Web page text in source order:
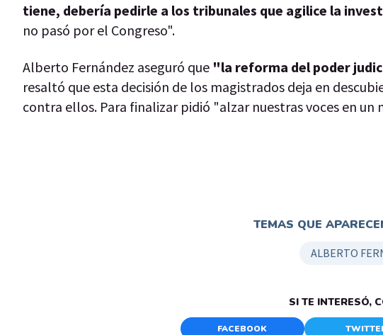
tiene, debería pedirle a los tribunales que agilice la
no pasó por el Congreso".
Alberto Fernández aseguró que "la reforma del poder
resaltó que esta decisión de los magistrados deja en
contra ellos. Para finalizar pidió "alzar nuestras voces en
TEMAS QUE
ALBERTO
SI TE INTERESÓ,
FACEBOOK